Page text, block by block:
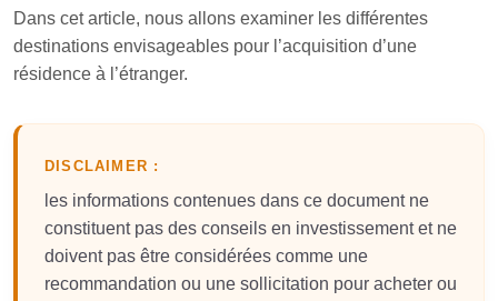
Dans cet article, nous allons examiner les différentes
destinations envisageables pour l’acquisition d’une
résidence à l’étranger.
DISCLAIMER :
les informations contenues dans ce document ne
constituent pas des conseils en investissement et ne
doivent pas être considérées comme une
recommandation ou une sollicitation pour acheter ou